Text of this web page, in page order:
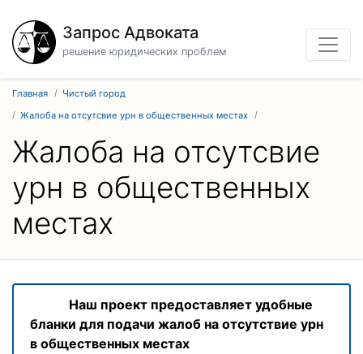
Запрос Адвоката
решение юридических проблем
Главная
Чистый город
Жалоба на отсутсвие урн в общественных местах
Жалоба на отсутсвие
урн в общественных
местах
Наш проект предоставляет удобные
бланки для подачи жалоб на отсутствие урн
в общественных местах